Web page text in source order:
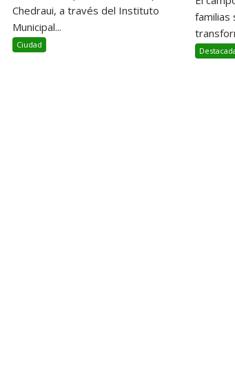
Chedraui, a través del Instituto
Municipal...
Ciudad
familias